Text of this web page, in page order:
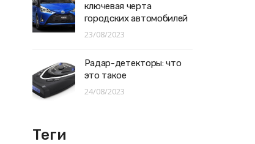
ключевая черта
городских автомобилей
23/08/2023
Радар-детекторы: что
это такое
24/08/2023
Теги